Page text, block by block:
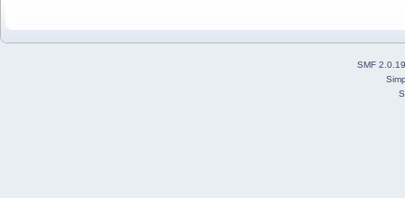
SMF 2.0.19